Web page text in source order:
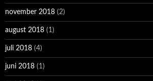
november 2018 (2)
august 2018 (1)
juli 2018 (4)
juni 2018 (1)